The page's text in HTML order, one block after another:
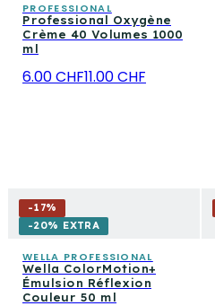
PROFESSIONAL
Professional Oxygène
Crème 40 Volumes 1000
ml
6.00 CHF11.00 CHF
-17%
-20% EXTRA
WELLA PROFESSIONAL
Wella ColorMotion+
Émulsion Réflexion
Couleur 50 ml